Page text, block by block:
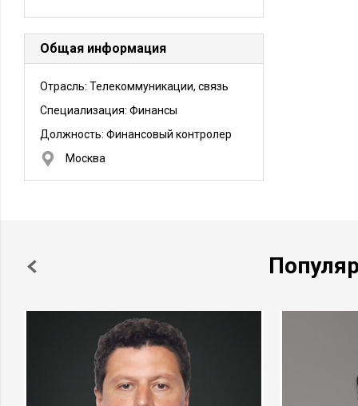
Общая информация
Отрасль: Телекоммуникации, связь
Специализация: Финансы
Должность: Финансовый контролер
Москва